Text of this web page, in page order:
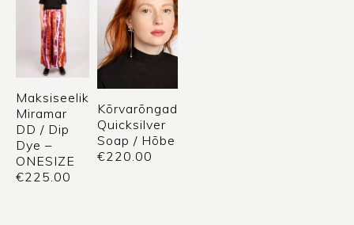
Maksiseelik
Miramar
DD / Dip
Dye –
ONESIZE
€225.00
Kõrvarõngad
Quicksilver
Soap / Hõbe
€220.00